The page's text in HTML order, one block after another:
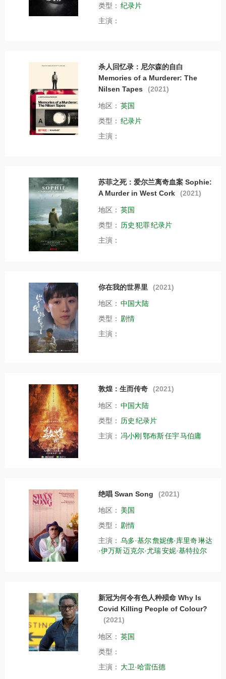
类型： 纪录片
主演：
杀人回忆录：尼尔森的自白
Memories of a Murderer: The
Nilsen Tapes
(2021)
地区： 英国
类型： 纪录片
主演：
苏菲之死：爱尔兰离奇血案 Sophie:
A Murder in West Cork
(2021)
地区： 英国
类型：
历史 犯罪纪录片
主演：
你在我的世界里 (2021)
地区： 中国大陆
类型： 剧情
主演：
敦煌：生而传奇 (2021)
地区： 中国大陆
类型：
历史 纪录片
主演： 冯小刚鄂布斯任宇马伯庸
绝唱 Swan Song (2021)
地区： 美国
类型： 剧情
主演： 乌多·基尔詹妮佛·库里奇琳达
·伊万斯迈克尔·尤瑞安妮·基特拉尔
新冠为何令有色人种殒命 Why Is
Covid Killing People of Colour?
(2021)
地区： 英国
类型：
主演： 大卫·哈雷伍德